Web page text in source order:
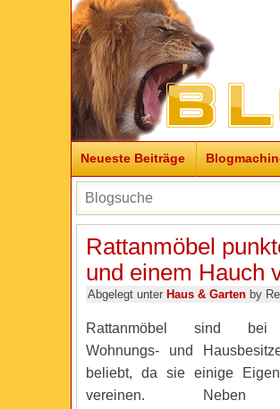
Neueste Beiträge
Rattanmöbel
und einem Hauch
Abgelegt unter Haus & Gartenby
Rattanmöbel sind bei
Wohnungs- und
beliebt, da sie einige
vereinen. Neben